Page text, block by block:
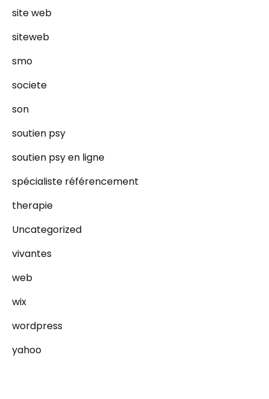
site web
siteweb
smo
societe
son
soutien psy
soutien psy en ligne
spécialiste référencement
therapie
Uncategorized
vivantes
web
wix
wordpress
yahoo